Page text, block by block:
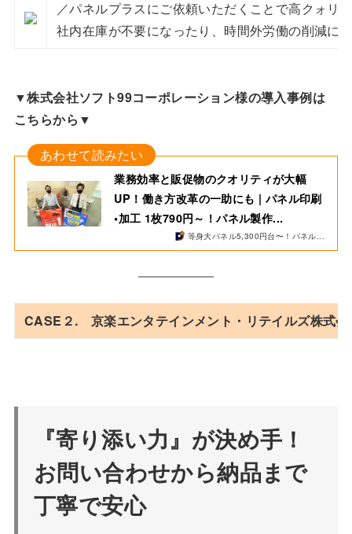
／パネルプラスにご依頼いただくことで高クォ
社内在庫が不要になったり、時間外労働の削減に
▼株式会社ソフト99コーポレーション様の導入事例は
こちらから▼
業務効率と販促物のクオリティが大幅
UP！働き方改革の一助にも | パネル印刷
•加工 1枚790円～！パネル製作...
等身大パネル5,300円台〜！パネル...
CASE２. 京楽エンタテインメント・リテイルズ株式
『寄り添い力』が決め手！
お問い合わせから納品まで
丁寧で安心